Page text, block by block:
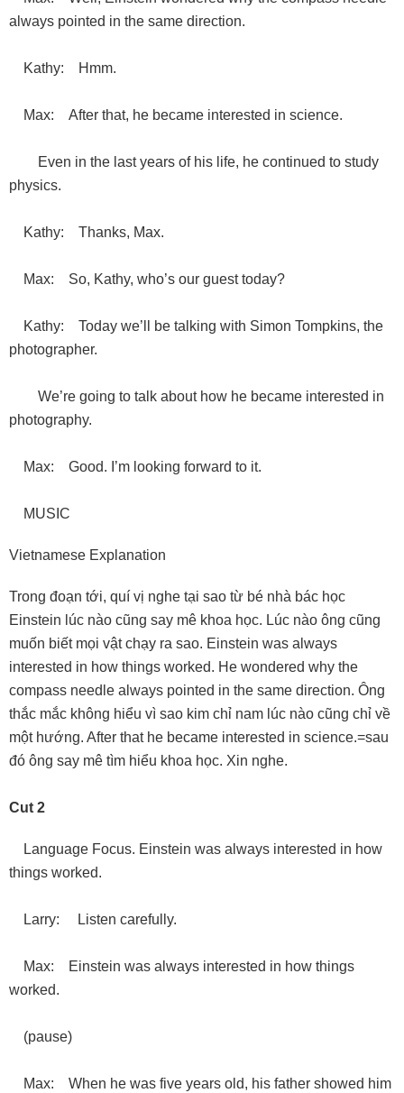
always pointed in the same direction.
Kathy: Hmm.
Max: After that, he became interested in science.
Even in the last years of his life, he continued to study
physics.
Kathy: Thanks, Max.
Max: So, Kathy, who’s our guest today?
Kathy: Today we’ll be talking with Simon Tompkins, the
photographer.
We’re going to talk about how he became interested in
photography.
Max: Good. I’m looking forward to it.
MUSIC
Vietnamese Explanation
Trong đoạn tới, quí vị nghe tại sao từ bé nhà bác học
Einstein lúc nào cũng say mê khoa học. Lúc nào ông cũng
muốn biết mọi vật chạy ra sao. Einstein was always
interested in how things worked. He wondered why the
compass needle always pointed in the same direction. Ông
thắc mắc không hiểu vì sao kim chỉ nam lúc nào cũng chỉ về
một hướng. After that he became interested in science.=sau
đó ông say mê tìm hiểu khoa học. Xin nghe.
Cut 2
Language Focus. Einstein was always interested in how
things worked.
Larry: Listen carefully.
Max: Einstein was always interested in how things
worked.
(pause)
Max: When he was five years old, his father showed him